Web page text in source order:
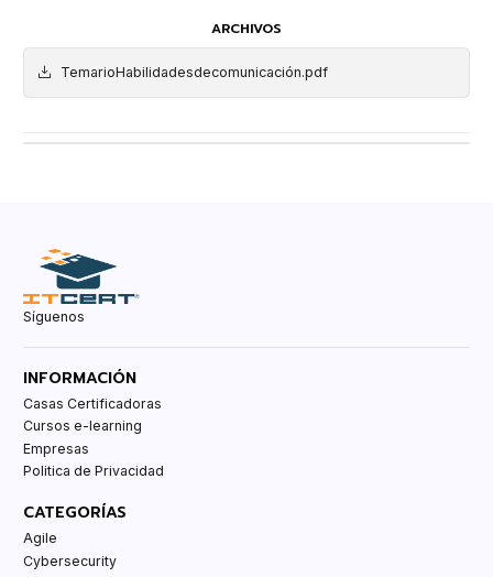
ARCHIVOS
TemarioHabilidadesdecomunicación.pdf
Síguenos
INFORMACIÓN
Casas Certificadoras
Cursos e-learning
Empresas
Politica de Privacidad
CATEGORÍAS
Agile
Cybersecurity